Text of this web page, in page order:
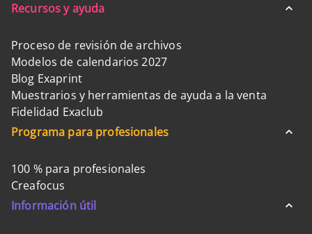
Recursos y ayuda
Proceso de revisión de archivos
Modelos de calendarios 2027
Blog Exaprint
Muestrarios y herramientas de ayuda a la venta
Fidelidad Exaclub
Programa para profesionales
100 % para profesionales
Creafocus
Información útil